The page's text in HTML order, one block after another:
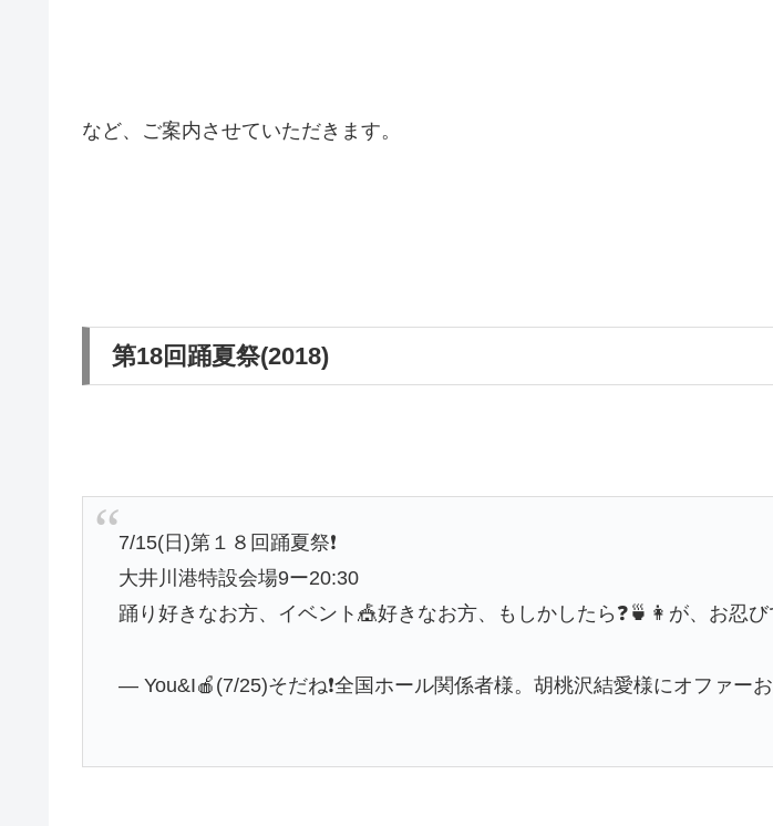
など、ご案内させていただきます。
第18回踊夏祭(2018)
7/15(日)第１８回踊夏祭❗
大井川港特設会場9ー20:30
踊り好きなお方、イベント🎪好きなお方、もしかしたら❓🍵👩が、お忍
— You&I🍎(7/25)そだね❗全国ホール関係者様。胡桃沢結愛様にオファー